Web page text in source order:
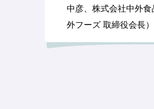
中彦、株式会社中外
外フーズ 取締役会長）